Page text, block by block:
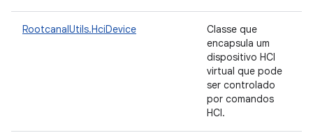
RootcanalUtils.HciDevice
Classe que
encapsula um
dispositivo HCI
virtual que pode
ser controlado
por comandos
HCI.